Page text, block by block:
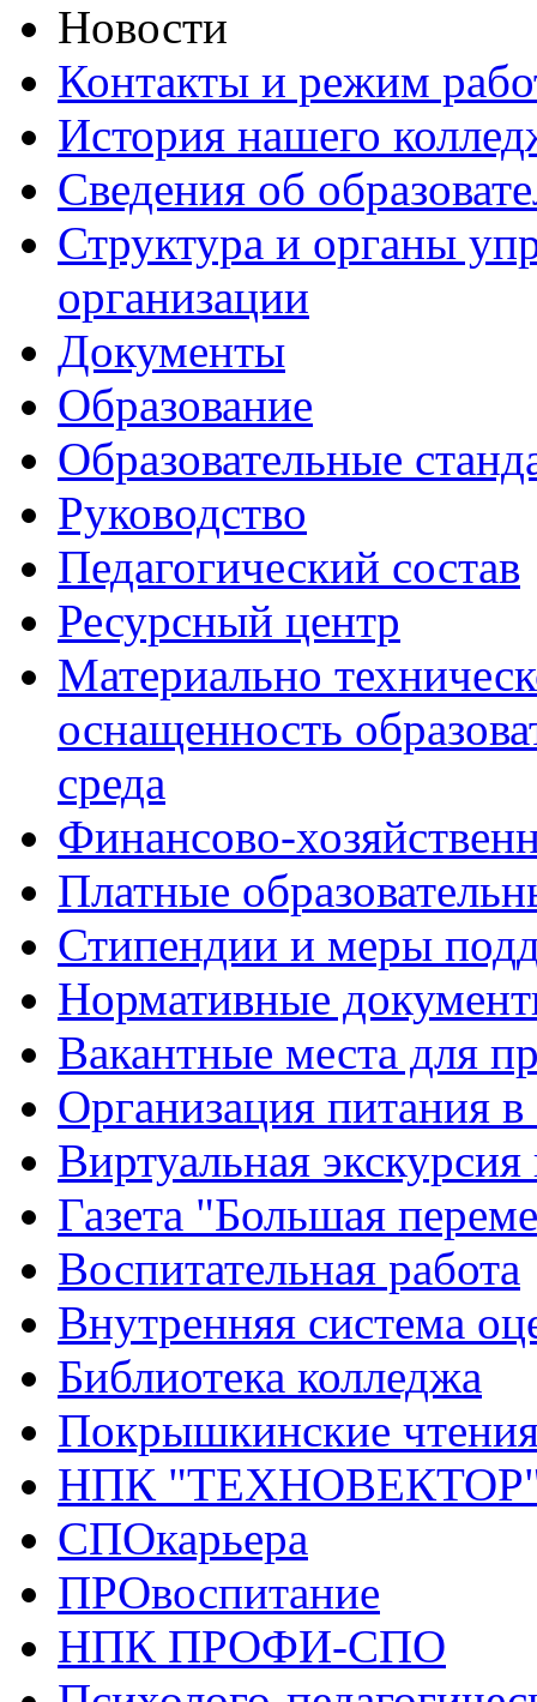
Новости
Контакты и режим
История нашего
Сведения об
Структура и органы
организации
Документы
Образование
Образовательные
Руководство
Педагогический состав
Ресурсный центр
Материально
оснащенность
среда
Финансово-
Платные
Стипендии и меры
Нормативные
Вакантные места для
Организация питания в
Виртуальная
Газета "Большая
Воспитательная работа
Внутренняя система
Библиотека колледжа
Покрышкинские
НПК
СПОкарьера
ПРОвоспитание
НПК ПРОФИ-СПО